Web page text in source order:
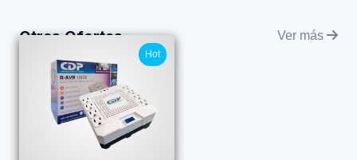
Otras Ofertas Ver más
Hot